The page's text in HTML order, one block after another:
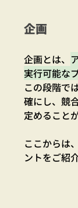
企画
企画とは、
実行可能な
この段階で
確にし、競
定めること
ここからは
ントをご紹